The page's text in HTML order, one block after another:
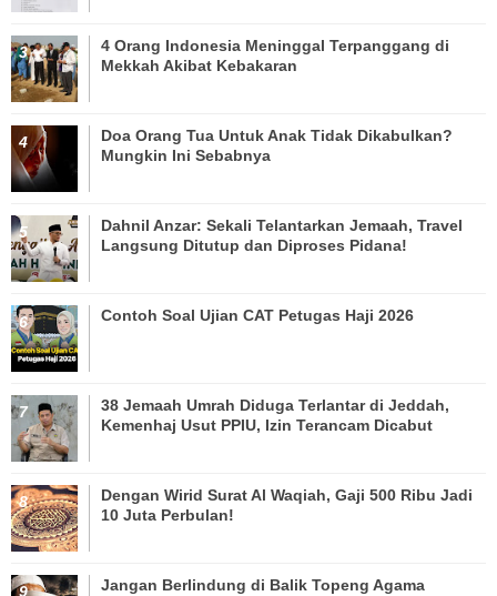
4 Orang Indonesia Meninggal Terpanggang di
Mekkah Akibat Kebakaran
Doa Orang Tua Untuk Anak Tidak Dikabulkan?
Mungkin Ini Sebabnya
Dahnil Anzar: Sekali Telantarkan Jemaah, Travel
Langsung Ditutup dan Diproses Pidana!
Contoh Soal Ujian CAT Petugas Haji 2026
38 Jemaah Umrah Diduga Terlantar di Jeddah,
Kemenhaj Usut PPIU, Izin Terancam Dicabut
Dengan Wirid Surat Al Waqiah, Gaji 500 Ribu Jadi
10 Juta Perbulan!
Jangan Berlindung di Balik Topeng Agama